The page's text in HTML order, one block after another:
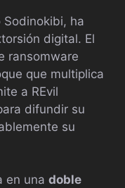
Sodinokibi, ha
digital. El
ransomware
que multiplica
a REvil
difundir su
su
en una doble